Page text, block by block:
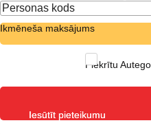
Ikmēneša maksājums
Piekrītu